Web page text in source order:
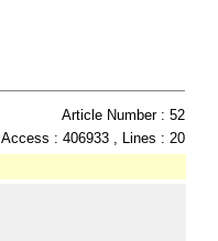
Article Number : 52
Access : 406933 , Lines : 20